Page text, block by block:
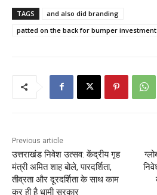
c
e
st
o
o
n
ai
l
ar
e
TAGS
and also did branding
patted on the back for bumper investment
Previous article
उत्तराखंड निवेश उत्सव: केंद्रीय गृह
मंत्री अमित शाह बोले, पारदर्शिता,
तीव्रता और दूरदर्शिता के साथ काम
कर ही है धामी सरकार